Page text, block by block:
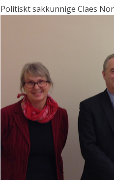
Politiskt sakkunnige Claes